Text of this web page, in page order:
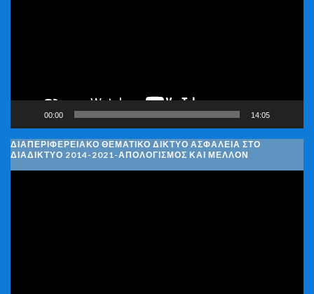
00:00 14:05
ΔΙΑΠΕΡΙΦΕΡΕΙΑΚΌ ΘΕΜΑΤΙΚΌ ΔΊΚΤΥΟ ΑΣΦΆΛΕΙΑ ΣΤΟ
ΔΙΑΔΊΚΤΥΟ 2014-2021-ΑΠΟΛΟΓΙΣΜΌΣ ΚΑΙ ΜΈΛΛΟΝ